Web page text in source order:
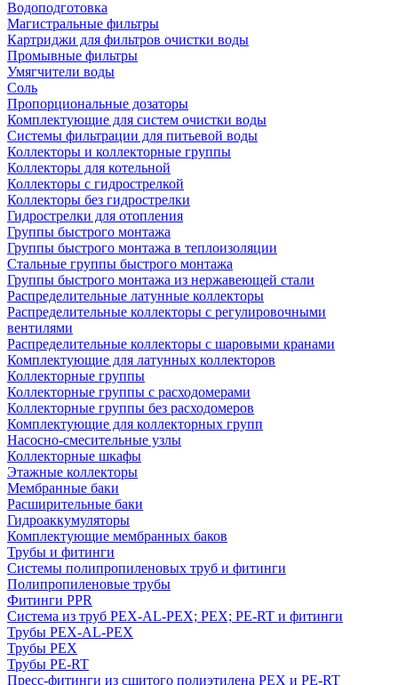
Водоподготовка
Магистральные фильтры
Картриджи для фильтров очистки воды
Промывные фильтры
Умягчители воды
Соль
Пропорциональные дозаторы
Комплектующие для систем очистки воды
Системы фильтрации для питьевой воды
Коллекторы и коллекторные группы
Коллекторы для котельной
Коллекторы с гидрострелкой
Коллекторы без гидрострелки
Гидрострелки для отопления
Группы быстрого монтажа
Группы быстрого монтажа в теплоизоляции
Стальные группы быстрого монтажа
Группы быстрого монтажа из нержавеющей стали
Распределительные латунные коллекторы
Распределительные коллекторы с регулировочными
вентилями
Распределительные коллекторы с шаровыми кранами
Комплектующие для латунных коллекторов
Коллекторные группы
Коллекторные группы с расходомерами
Коллекторные группы без расходомеров
Комплектующие для коллекторных групп
Насосно-смесительные узлы
Коллекторные шкафы
Этажные коллекторы
Мембранные баки
Расширительные баки
Гидроаккумуляторы
Комплектующие мембранных баков
Трубы и фитинги
Системы полипропиленовых труб и фитинги
Полипропиленовые трубы
Фитинги PPR
Система из труб PEX-AL-PEX; PEX; PE-RT и фитинги
Трубы PEX-AL-PEX
Трубы PEX
Трубы PE-RT
Пресс-фитинги из сшитого полиэтилена PEX и PE-RT